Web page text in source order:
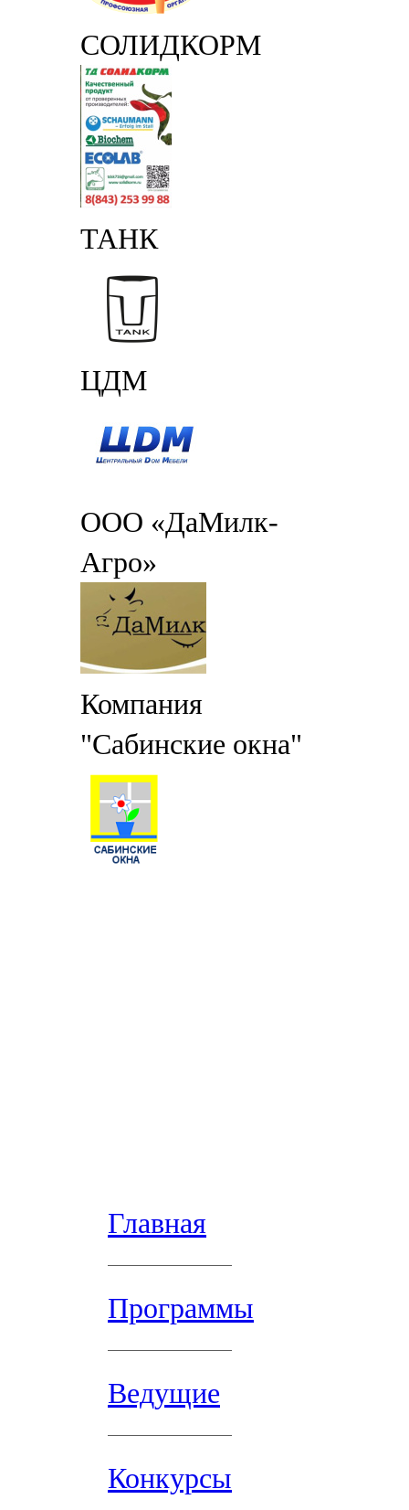
СОЛИДКОРМ
ТАНК
ЦДМ
ООО «ДаМилк-
Агро»
Компания
"Сабинские окна"
Главная
Программы
Ведущие
Конкурсы